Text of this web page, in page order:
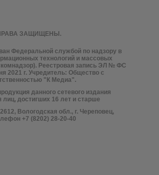
ПРАВА ЗАЩИЩЕНЫ.
Федеральной службой по надзору в
технологий и массовых
Реестровая запись ЭЛ № ФС
2021 г. Учредитель: Общество с
"К Медиа".
данного сетевого издания
лиц, достигших 16 лет и старше
Вологодская обл., г. Череповец,
+7 (8202) 28-20-40